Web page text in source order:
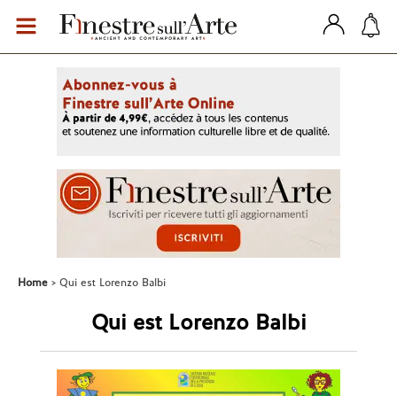
Home Qui est Lorenzo Balbi
Qui est Lorenzo Balbi